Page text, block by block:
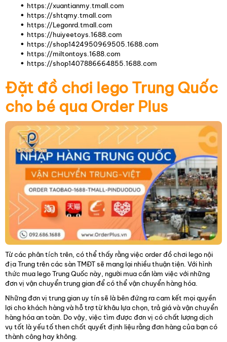
https://xuantianmy.tmall.com
https://shtqmy.tmall.com
https://Legonrd.tmall.com
https://huiyeetoys.1688.com
https://shop1424950969505.1688.com
https://miltontoys.1688.com
https://shop1407886664855.1688.com
Đặt đồ chơi lego Trung Quốc
cho bé qua Order Plus
Từ các phân tích trên, có thể thấy rằng việc order đồ chơi lego nội
địa Trung trên các sàn TMĐT sẽ mang lại nhiều thuận tiện. Với hình
thức mua lego Trung Quốc này, người mua cần làm việc với những
đơn vị vận chuyển trung gian để có thể vận chuyển hàng hóa.
Những đơn vị trung gian uy tín sẽ là bên đứng ra cam kết mọi quyền
lợi cho khách hàng và hỗ trợ từ khâu lựa chọn, trả giá và vận chuyển
hàng hóa an toàn. Do vậy, việc tìm được đơn vị có chất lượng dịch
vụ tốt là yếu tố then chốt quyết định liệu rằng đơn hàng của bạn có
thành công hay không.